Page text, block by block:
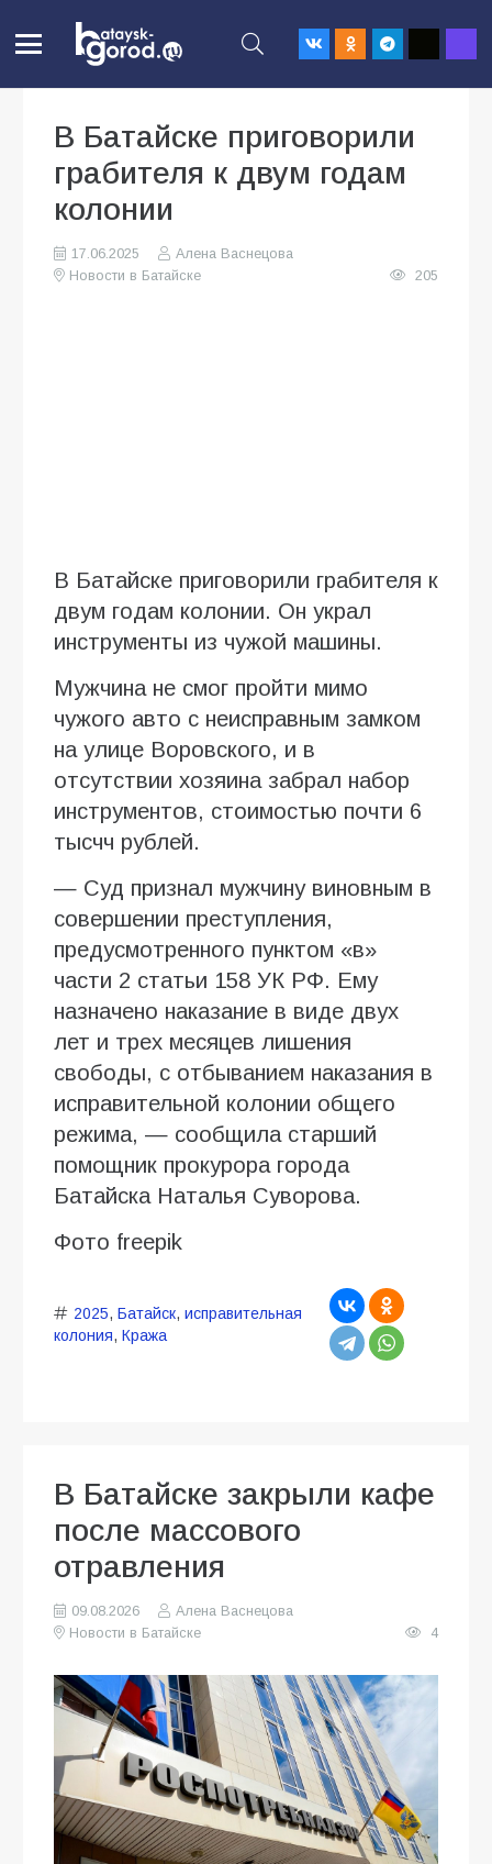
В Батайске приговорили
грабителя к двум годам
колонии
17.06.2025
Алена Васнецова
Новости в Батайске
205
В Батайске приговорили грабителя к
двум годам колонии. Он украл
инструменты из чужой машины.
Мужчина не смог пройти мимо
чужого авто с неисправным замком
на улице Воровского, и в
отсутствии хозяина забрал набор
инструментов, стоимостью почти 6
тысчч рублей.
— Суд признал мужчину виновным в
совершении преступления,
предусмотренного пунктом «в»
части 2 статьи 158 УК РФ. Ему
назначено наказание в виде двух
лет и трех месяцев лишения
свободы, с отбыванием наказания в
исправительной колонии общего
режима, — сообщила старший
помощник прокурора города
Батайска Наталья Суворова.
Фото freepik
2025, Батайск, исправительная
колония, Кража
В Батайске закрыли кафе
после массового
отравления
09.08.2026
Алена Васнецова
Новости в Батайске
4